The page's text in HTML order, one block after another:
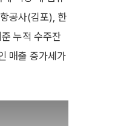
공사(김포), 한
누적 수주잔
매출 증가세가